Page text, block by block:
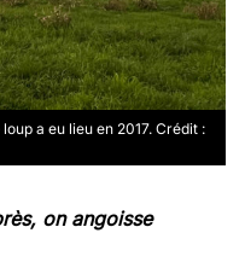
a eu lieu en 2017. Crédit :
on angoisse